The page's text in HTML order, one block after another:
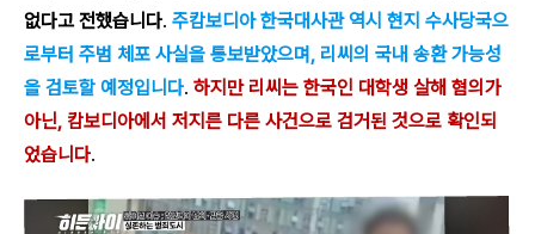
없다고 전했습니다. 주캄보디아 한국대사관 역시 현지 수사당국으
로부터 주범 체포 사실을 통보받았으며, 리씨의 국내 송환 가능성
을 검토할 예정입니다. 하지만 리씨는 한국인 대학생 살해 혐의가
아닌, 캄보디아에서 저지른 다른 사건으로 검거된 것으로 확인되
었습니다.